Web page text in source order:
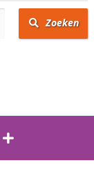
Zoeken